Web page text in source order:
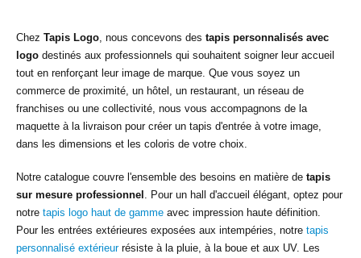
Chez Tapis Logo , nous concevons des tapis personnalisés avec
logo destinés aux professionnels qui souhaitent soigner leur accueil
tout en renforçant leur image de marque. Que vous soyez un
commerce de proximité, un hôtel, un restaurant, un réseau de
franchises ou une collectivité, nous vous accompagnons de la
maquette à la livraison pour créer un tapis d'entrée à votre image,
dans les dimensions et les coloris de votre choix.
Notre catalogue couvre l'ensemble des besoins en matière de tapis
sur mesure professionnel . Pour un hall d'accueil élégant, optez pour
notre tapis logo haut de gamme avec impression haute définition.
Pour les entrées extérieures exposées aux intempéries, notre tapis
personnalisé extérieurrésiste à la pluie, à la boue et aux UV. Les